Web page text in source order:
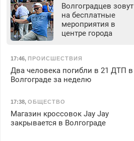
Волгоградцев зовут
на бесплатные
мероприятия в
центре города
17:46, ПРОИСШЕСТВИЯ
Два человека погибли в 21 ДТП в
Волгограде за неделю
17:38, ОБЩЕСТВО
Магазин кроссовок Jay Jay
закрывается в Волгограде